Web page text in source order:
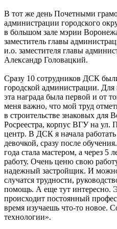
В тот же день Почетными
администрации городского
в большом зале мэрии
заместитель главы
и.о. заместителя главы
Александр Головацкий.
Сразу 10 сотрудников ДСК
городской администрации.
эта награда была первой и от
меня важно, что мой труд
в строительстве знаковых для
Росреестра, корпус ВГУ на
центр. В ДСК я начала
девочкой, сразу после
года стала мастером, а через 5
работу. Очень ценю свою
надежный застройщик. И
случатся трудности,
помощь. А еще тут интересно.
происходит постоянный
время изучаешь что-то новое.
технологии».